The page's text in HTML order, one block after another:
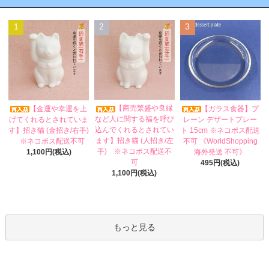
1
【金運や幸運を上
げてくれるとされていま
す】招き猫 (金招き/右手)
※ネコポス配送不可
1,100円(税込)
2
【商売繁盛や良縁
など人に関する福を呼び
込んでくれるとされてい
ます】招き猫 (人招き/左
手) ※ネコポス配送不
可
1,100円(税込)
3
【ガラス食器】プ
レーン デザートプレー
ト 15cm ※ネコポス配送
不可 《WorldShopping
海外発送 不可》
495円(税込)
もっと見る